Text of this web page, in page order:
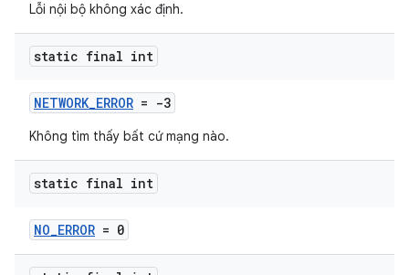
Lỗi nội bộ không xác định.
static final int
NETWORK_ERROR = -3
Không tìm thấy bất cứ mạng nào.
static final int
NO_ERROR = 0